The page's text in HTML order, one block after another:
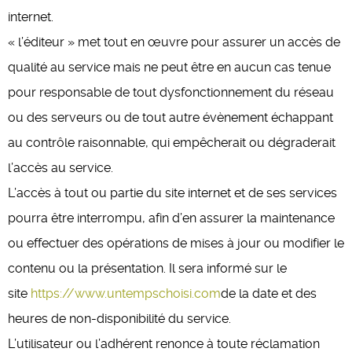
internet.
« l’éditeur » met tout en œuvre pour assurer un accès de
qualité au service mais ne peut être en aucun cas tenue
pour responsable de tout dysfonctionnement du réseau
ou des serveurs ou de tout autre évènement échappant
au contrôle raisonnable, qui empêcherait ou dégraderait
l’accès au service.
L’accès à tout ou partie du site internet et de ses services
pourra être interrompu, afin d’en assurer la maintenance
ou effectuer des opérations de mises à jour ou modifier le
contenu ou la présentation. Il sera informé sur le
site https://www.untempschoisi.comde la date et des
heures de non-disponibilité du service.
L’utilisateur ou l’adhérent renonce à toute réclamation